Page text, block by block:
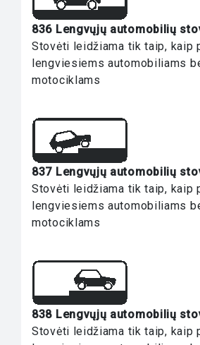
836 Lengvųjų automobilių
Stovėti leidžiama tik taip, kaip
lengviesiems automobiliams
motociklams
837 Lengvųjų automobilių
Stovėti leidžiama tik taip, kaip
lengviesiems automobiliams
motociklams
838 Lengvųjų automobilių
Stovėti leidžiama tik taip, kaip